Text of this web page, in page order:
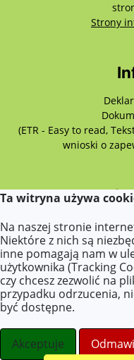
Strony
(ETR - Easy to read,
wnioski o
E-mail:
Ta witryna używa
Na naszej stronie
Niektóre z nich są
inne pomagają nam w
użytkownika (Tracking
czy chcesz zezwolić na
przypadku odrzucenia,
być dostępne.
Akceptuje